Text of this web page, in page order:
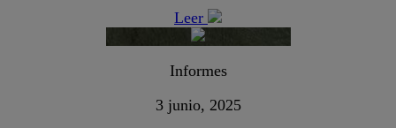
Leer
Informes
3 junio, 2025